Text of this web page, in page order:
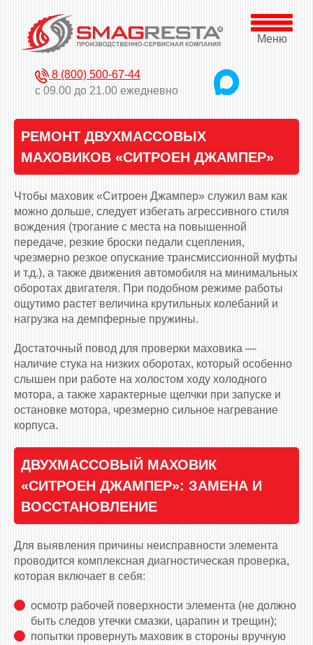
Меню
8 (800) 500-67-44
с 09.00 до 21.00 ежедневно
РЕМОНТ ДВУХМАССОВЫХ
МАХОВИКОВ «СИТРОЕН ДЖАМПЕР»
Чтобы маховик «Ситроен Джампер» служил вам как
можно дольше, следует избегать агрессивного стиля
вождения (трогание с места на повышенной
передаче, резкие броски педали сцепления,
чрезмерно резкое опускание трансмиссионной муфты
и т.д.), а также движения автомобиля на минимальных
оборотах двигателя. При подобном режиме работы
ощутимо растет величина крутильных колебаний и
нагрузка на демпферные пружины.
Достаточный повод для проверки маховика —
наличие стука на низких оборотах, который особенно
слышен при работе на холостом ходу холодного
мотора, а также характерные щелчки при запуске и
остановке мотора, чрезмерно сильное нагревание
корпуса.
ДВУХМАССОВЫЙ МАХОВИК
«СИТРОЕН ДЖАМПЕР»: ЗАМЕНА И
ВОССТАНОВЛЕНИЕ
Для выявления причины неисправности элемента
проводится комплексная диагностическая проверка,
которая включает в себя:
осмотр рабочей поверхности элемента (не должно
быть следов утечки смазки, царапин и трещин);
попытки провернуть маховик в стороны вручную